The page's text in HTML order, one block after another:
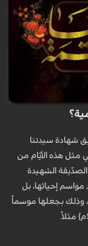
شهادة سيدتنا
مثل هذه الأيّام من
الشهيدة
إحيائها، بل
وذلك بجعلها موسماً
مثلاً.